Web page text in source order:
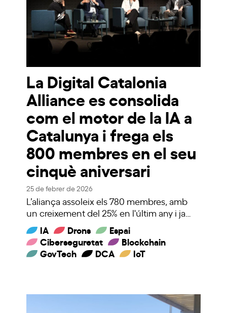
La Digital Catalonia
Alliance es consolida
com el motor de la IA a
Catalunya i frega els
800 membres en el seu
cinquè aniversari
25 de febrer de 2026
L’aliança assoleix els 780 membres, amb
un creixement del 25% en l'últim any i ja…
IA Drons
Espai
Ciberseguretat
Blockchain
GovTech
DCA IoT